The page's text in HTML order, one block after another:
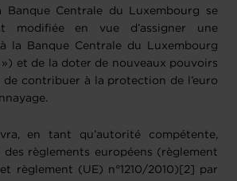
Centrale du Luxembourg se
modifiée en vue d’assigner une
la Banque Centrale du Luxembourg
») et de la doter de nouveaux pouvoirs
de contribuer à la protection de l’euro
en tant qu’autorité compétente,
des règlements européens (règlement
règlement (UE) n°1210/2010)[2] par